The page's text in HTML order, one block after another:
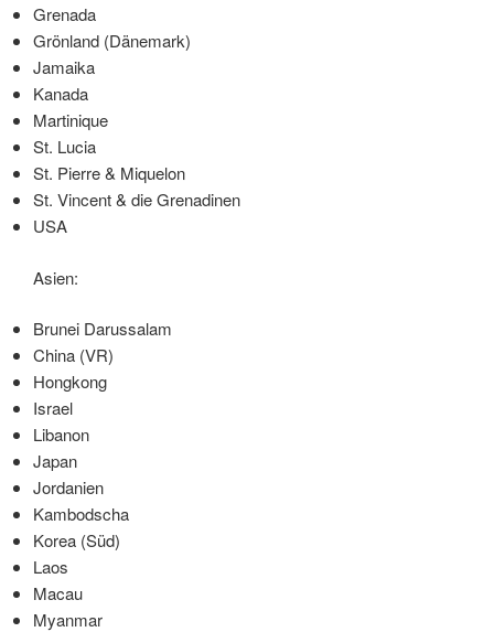
Grenada
Grönland (Dänemark)
Jamaika
Kanada
Martinique
St. Lucia
St. Pierre & Miquelon
St. Vincent & die Grenadinen
USA
Asien:
Brunei Darussalam
China (VR)
Hongkong
Israel
Libanon
Japan
Jordanien
Kambodscha
Korea (Süd)
Laos
Macau
Myanmar